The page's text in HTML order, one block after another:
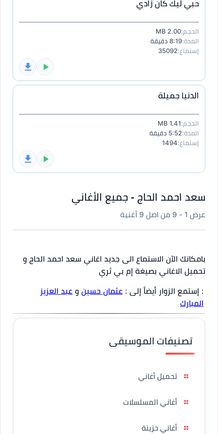
حبي ليك كان زادي
الحجم:2.00 MB
المدة:8:19 دقيقة
إستماع:35092
الدنيا جميلة
الحجم:1.41 MB
المدة:5:52 دقيقة
إستماع:1494
سعد احمد الحاج - جميع الأغاني
عرض 1 - 9 من اصل 9 أغنية
بامكانك الآن الاستماع الى جديد اغاني سعد احمد الحاج و
تحميل الاغاني بصيغة إم بي ثري
: إستمع الزوار أيضاً إلى : عثمان حسينو عبد العزيز
المبارك
تصنيفات الموسيقى
تحميل أغاني
أغاني المسلسلات
أغاني حزينة